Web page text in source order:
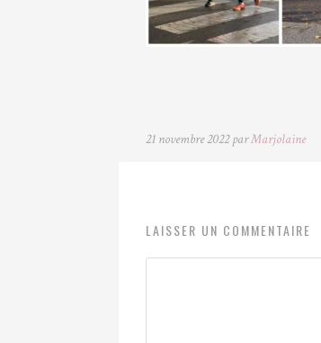
21 novembre 2022 parMarjolaine
LAISSER UN COMMENTAIRE